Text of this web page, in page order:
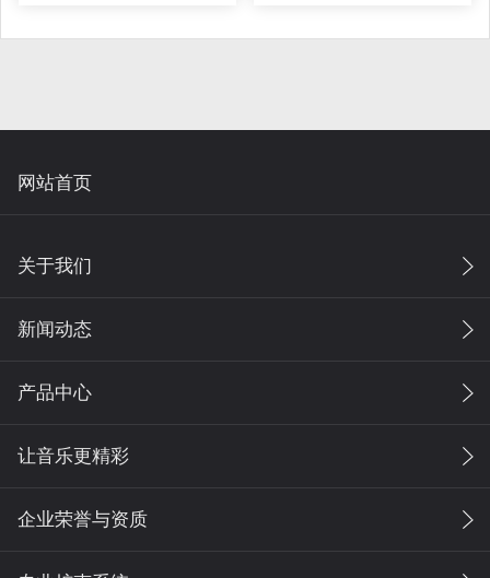
网站首页
关于我们
新闻动态
产品中心
让音乐更精彩
企业荣誉与资质